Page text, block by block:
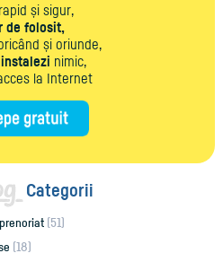
și sigur,
de folosit,
și oriunde,
nimic,
la Internet
Categorii
(51)
(18)